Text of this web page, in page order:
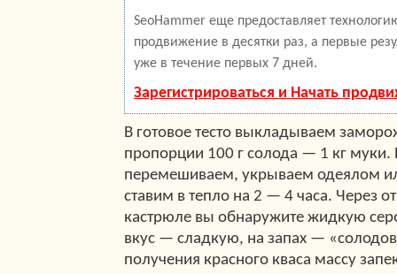
SeoHammer еще предоставляет
продвижение в десятки раз, а первые
уже в течение первых 7 дней.
Зарегистрироваться и Начать
В готовое тесто выкладываем
пропорции 100 г солода — 1 кг муки.
перемешиваем, укрываем одеялом
ставим в тепло на 2 — 4 часа. Через
кастрюле вы обнаружите жидкую
вкус — сладкую, на запах —
получения красного кваса массу